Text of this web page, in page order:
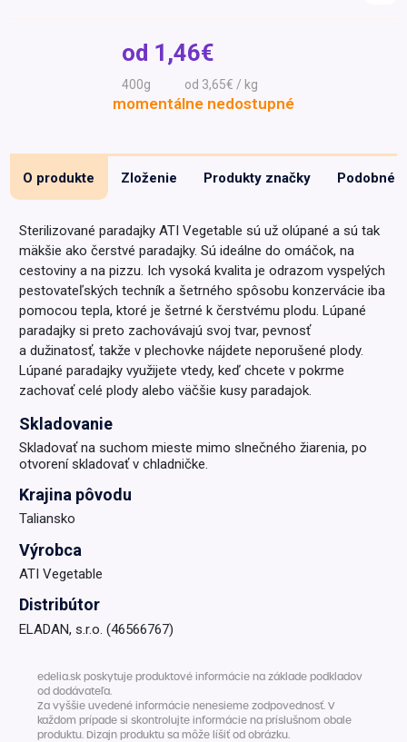
Darčekové
poukazy
Recepty
Drogéria a kozmetika
Domáci miláčikovia
od 1,46€
400g od 3,65€ / kg
momentálne nedostupné
O produkte Zloženie Produkty značky Podobné
Sterilizované paradajky ATI Vegetable sú už olúpané a sú tak
mäkšie ako čerstvé paradajky. Sú ideálne do omáčok, na
cestoviny a na pizzu. Ich vysoká kvalita je odrazom vyspelých
pestovateľských techník a šetrného spôsobu konzervácie iba
pomocou tepla, ktoré je šetrné k čerstvému plodu. Lúpané
paradajky si preto zachovávajú svoj tvar, pevnosť
a dužinatosť, takže v plechovke nájdete neporušené plody.
Lúpané paradajky využijete vtedy, keď chcete v pokrme
zachovať celé plody alebo väčšie kusy paradajok.
Skladovanie
Skladovať na suchom mieste mimo slnečného žiarenia, po
otvorení skladovať v chladničke.
Krajina pôvodu
Taliansko
Výrobca
ATI Vegetable
Distribútor
ELADAN, s.r.o. (46566767)
edelia.sk poskytuje produktové informácie na základe podkladov
od dodávateľa.
Za vyššie uvedené informácie nenesieme zodpovednosť. V
každom prípade si skontrolujte informácie na príslušnom obale
produktu. Dizajn produktu sa môže líšiť od obrázku.